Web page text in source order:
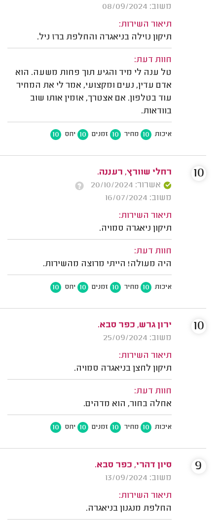
משוב: 08/09/2024
תיאור השירות:
תיקון נזילה בניאגרה והחלפת ברז ניל.
חוות דעת:
טל ענה לי מיד והגיע תוך פחות משעה. הוא
אדם עדין, נעים ומקצועי, אמר לי את המחיר
עוד בטלפון. אם אצטרך, אזמין אותו שוב
בוודאות.
איכות 10 מחיר 10 זמנים 10 יחס 10
רחלי שוורץ, רעננה.
אשרור: 20/10/2024
משוב: 16/07/2024
תיאור השירות:
תיקון ניאגרה סמויה.
חוות דעת:
היה מעולה! הייתי מרוצה מהשירות.
איכות 10 מחיר 10 זמנים 10 יחס 10
10
ירון גרש, כפר סבא.
משוב: 25/09/2024
תיאור השירות:
תיקון לחצן בניאגרה סמויה.
חוות דעת:
אחלה בחור, הוא מדהים.
איכות 10 מחיר 10 זמנים 10 יחס 10
10
סיון דהרי, כפר סבא.
משוב: 13/09/2024
תיאור השירות:
החלפת מנגנון בניאגרה.
9